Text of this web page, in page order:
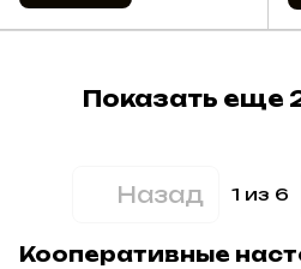
Показать еще
Назад 1 из 6
Кооперативные